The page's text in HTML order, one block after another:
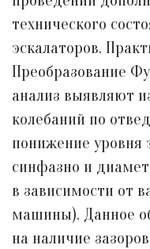
технического
эскалаторов.
Преобразование
анализ выявляют
колебаний по
понижение уровня
синфазно и
в зависимости от
машины). Данное
на наличие